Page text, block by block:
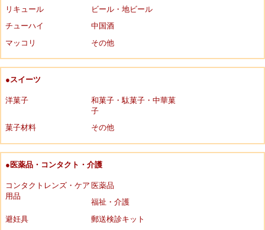
リキュール
ビール・地ビール
チューハイ
中国酒
マッコリ
その他
●スイーツ
洋菓子
和菓子・駄菓子・中華菓
子
菓子材料
その他
●医薬品・コンタクト・介護
コンタクトレンズ・ケア
用品
医薬品
福祉・介護
避妊具
郵送検診キット